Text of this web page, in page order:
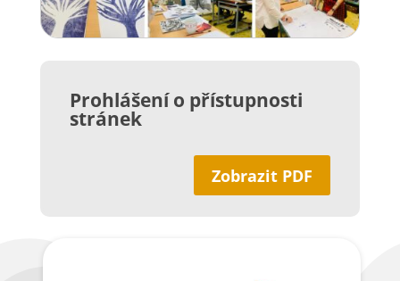
Prohlášení o přístupnosti
stránek
Zobrazit PDF